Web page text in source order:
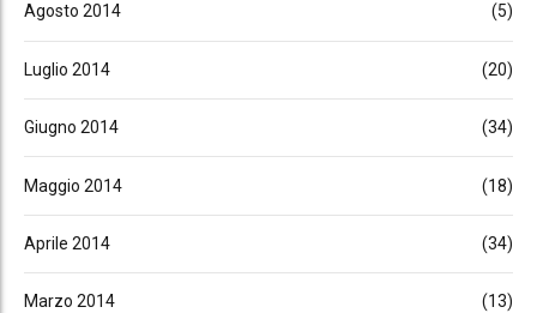
Agosto 2014 (5)
Luglio 2014 (20)
Giugno 2014 (34)
Maggio 2014 (18)
Aprile 2014 (34)
Marzo 2014 (13)